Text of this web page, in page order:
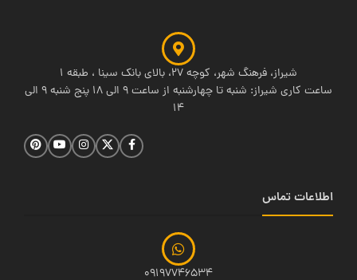
شیراز، فرهنگ شهر، کوچه 27، بالای بانک سینا ، طبقه 1
ساعت کاری شیراز: شنبه تا چهارشنبه از ساعت 9 الی 18 پنج شنبه 9 الی
14
اطلاعات تماس
09197746534